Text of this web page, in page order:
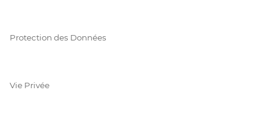
Protection des Données
Vie Privée